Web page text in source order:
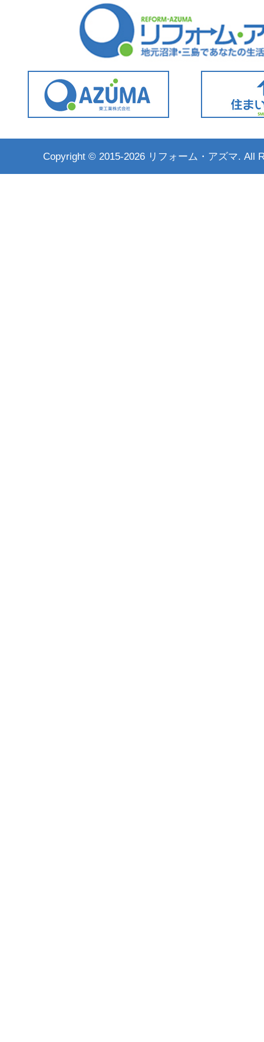
Copyright © 2015-2026 リフォーム・アズマ. All